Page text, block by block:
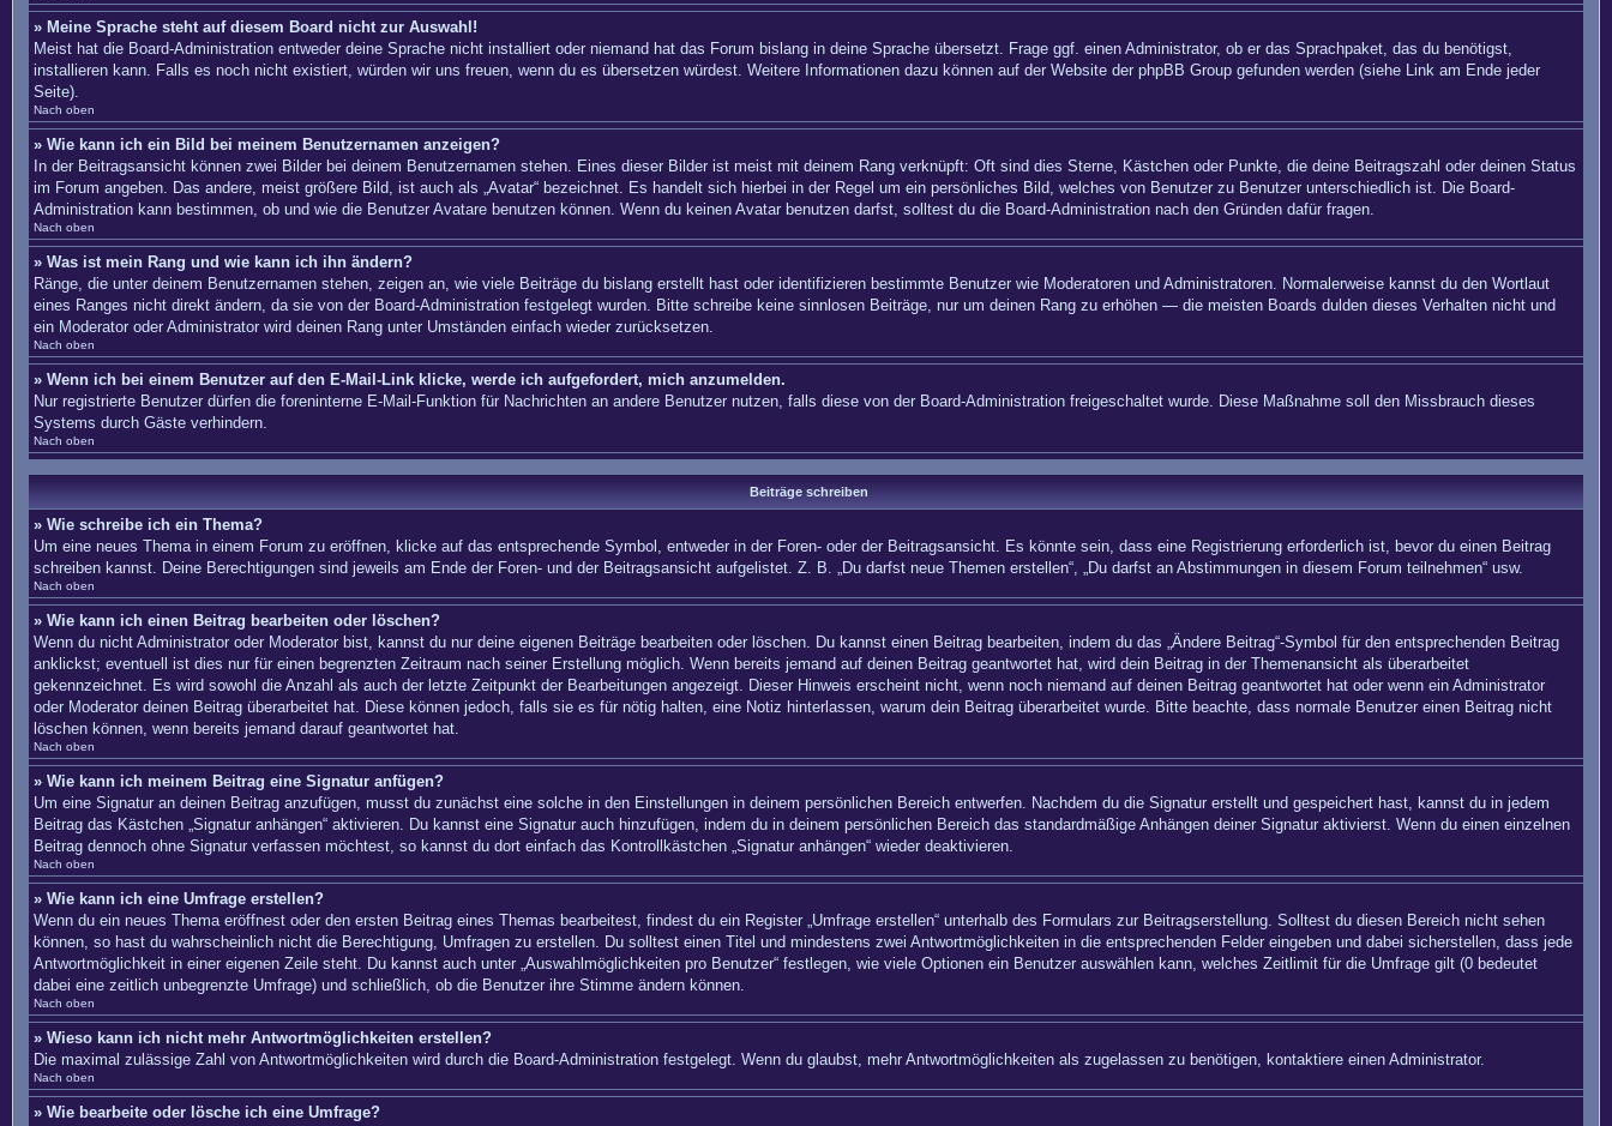
» Meine Sprache steht auf diesem Board nicht zur Auswahl!
Meist hat die Board-Administration entweder deine Sprache nicht installiert oder niemand hat das Forum bislang in deine Sprache übersetzt. Frage ggf. einen Administrator, ob er das Sprachpaket, das du benötigst,
installieren kann. Falls es noch nicht existiert, würden wir uns freuen, wenn du es übersetzen würdest. Weitere Informationen dazu können auf der Website der phpBB Group gefunden werden (siehe Link am Ende jeder
Seite).
Nach oben
» Wie kann ich ein Bild bei meinem Benutzernamen anzeigen?
In der Beitragsansicht können zwei Bilder bei deinem Benutzernamen stehen. Eines dieser Bilder ist meist mit deinem Rang verknüpft: Oft sind dies Sterne, Kästchen oder Punkte, die deine Beitragszahl oder deinen Status
im Forum angeben. Das andere, meist größere Bild, ist auch als „Avatar“ bezeichnet. Es handelt sich hierbei in der Regel um ein persönliches Bild, welches von Benutzer zu Benutzer unterschiedlich ist. Die Board-
Administration kann bestimmen, ob und wie die Benutzer Avatare benutzen können. Wenn du keinen Avatar benutzen darfst, solltest du die Board-Administration nach den Gründen dafür fragen.
Nach oben
» Was ist mein Rang und wie kann ich ihn ändern?
Ränge, die unter deinem Benutzernamen stehen, zeigen an, wie viele Beiträge du bislang erstellt hast oder identifizieren bestimmte Benutzer wie Moderatoren und Administratoren. Normalerweise kannst du den Wortlaut
eines Ranges nicht direkt ändern, da sie von der Board-Administration festgelegt wurden. Bitte schreibe keine sinnlosen Beiträge, nur um deinen Rang zu erhöhen — die meisten Boards dulden dieses Verhalten nicht und
ein Moderator oder Administrator wird deinen Rang unter Umständen einfach wieder zurücksetzen.
Nach oben
» Wenn ich bei einem Benutzer auf den E-Mail-Link klicke, werde ich aufgefordert, mich anzumelden.
Nur registrierte Benutzer dürfen die foreninterne E-Mail-Funktion für Nachrichten an andere Benutzer nutzen, falls diese von der Board-Administration freigeschaltet wurde. Diese Maßnahme soll den Missbrauch dieses
Systems durch Gäste verhindern.
Nach oben
Beiträge schreiben
» Wie schreibe ich ein Thema?
Um eine neues Thema in einem Forum zu eröffnen, klicke auf das entsprechende Symbol, entweder in der Foren- oder der Beitragsansicht. Es könnte sein, dass eine Registrierung erforderlich ist, bevor du einen Beitrag
schreiben kannst. Deine Berechtigungen sind jeweils am Ende der Foren- und der Beitragsansicht aufgelistet. Z. B. „Du darfst neue Themen erstellen“, „Du darfst an Abstimmungen in diesem Forum teilnehmen“ usw.
Nach oben
» Wie kann ich einen Beitrag bearbeiten oder löschen?
Wenn du nicht Administrator oder Moderator bist, kannst du nur deine eigenen Beiträge bearbeiten oder löschen. Du kannst einen Beitrag bearbeiten, indem du das „Ändere Beitrag“-Symbol für den entsprechenden Beitrag
anklickst; eventuell ist dies nur für einen begrenzten Zeitraum nach seiner Erstellung möglich. Wenn bereits jemand auf deinen Beitrag geantwortet hat, wird dein Beitrag in der Themenansicht als überarbeitet
gekennzeichnet. Es wird sowohl die Anzahl als auch der letzte Zeitpunkt der Bearbeitungen angezeigt. Dieser Hinweis erscheint nicht, wenn noch niemand auf deinen Beitrag geantwortet hat oder wenn ein Administrator
oder Moderator deinen Beitrag überarbeitet hat. Diese können jedoch, falls sie es für nötig halten, eine Notiz hinterlassen, warum dein Beitrag überarbeitet wurde. Bitte beachte, dass normale Benutzer einen Beitrag nicht
löschen können, wenn bereits jemand darauf geantwortet hat.
Nach oben
» Wie kann ich meinem Beitrag eine Signatur anfügen?
Um eine Signatur an deinen Beitrag anzufügen, musst du zunächst eine solche in den Einstellungen in deinem persönlichen Bereich entwerfen. Nachdem du die Signatur erstellt und gespeichert hast, kannst du in jedem
Beitrag das Kästchen „Signatur anhängen“ aktivieren. Du kannst eine Signatur auch hinzufügen, indem du in deinem persönlichen Bereich das standardmäßige Anhängen deiner Signatur aktivierst. Wenn du einen einzelnen
Beitrag dennoch ohne Signatur verfassen möchtest, so kannst du dort einfach das Kontrollkästchen „Signatur anhängen“ wieder deaktivieren.
Nach oben
» Wie kann ich eine Umfrage erstellen?
Wenn du ein neues Thema eröffnest oder den ersten Beitrag eines Themas bearbeitest, findest du ein Register „Umfrage erstellen“ unterhalb des Formulars zur Beitragserstellung. Solltest du diesen Bereich nicht sehen
können, so hast du wahrscheinlich nicht die Berechtigung, Umfragen zu erstellen. Du solltest einen Titel und mindestens zwei Antwortmöglichkeiten in die entsprechenden Felder eingeben und dabei sicherstellen, dass jede
Antwortmöglichkeit in einer eigenen Zeile steht. Du kannst auch unter „Auswahlmöglichkeiten pro Benutzer“ festlegen, wie viele Optionen ein Benutzer auswählen kann, welches Zeitlimit für die Umfrage gilt (0 bedeutet
dabei eine zeitlich unbegrenzte Umfrage) und schließlich, ob die Benutzer ihre Stimme ändern können.
Nach oben
» Wieso kann ich nicht mehr Antwortmöglichkeiten erstellen?
Die maximal zulässige Zahl von Antwortmöglichkeiten wird durch die Board-Administration festgelegt. Wenn du glaubst, mehr Antwortmöglichkeiten als zugelassen zu benötigen, kontaktiere einen Administrator.
Nach oben
» Wie bearbeite oder lösche ich eine Umfrage?